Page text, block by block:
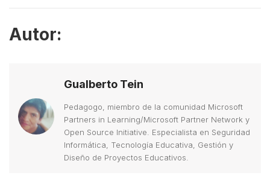
Autor:
Gualberto Tein
Pedagogo, miembro de la comunidad Microsoft
Partners in Learning/Microsoft Partner Network y
Open Source Initiative. Especialista en Seguridad
Informática, Tecnología Educativa, Gestión y
Diseño de Proyectos Educativos.